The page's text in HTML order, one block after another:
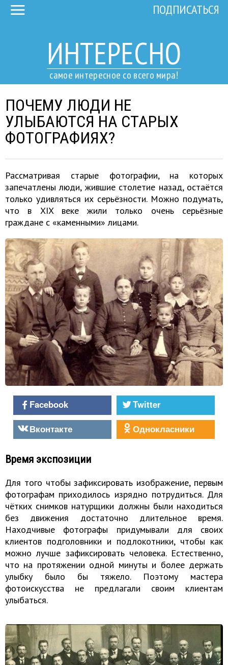
ИНТЕРЕСНО
самое интересное со всего мира!
ПОДПИСАТЬСЯ
ПОЧЕМУ ЛЮДИ НЕ
УЛЫБАЮТСЯ НА СТАРЫХ
ФОТОГРАФИЯХ?
Рассматривая старые фотографии, на которых
запечатлены люди, жившие столетие назад, остаётся
только удивляться их серьёзности. Можно подумать,
что в XIX веке жили только очень серьёзные
граждане с «каменными» лицами.
Facebook
Twitter
Вконтакте
Однокласники
Время экспозиции
Для того чтобы зафиксировать изображение, первым
фотографам приходилось изрядно потрудиться. Для
чётких снимков натурщики должны были находиться
без движения достаточно длительное время.
Находчивые фотографы придумывали для своих
клиентов подголовники и подлокотники, чтобы как
можно лучше зафиксировать человека. Естественно,
что на протяжении одной минуты и более держать
улыбку было бы тяжело. Поэтому мастера
фотоискусства не предлагали своим клиентам
улыбаться.